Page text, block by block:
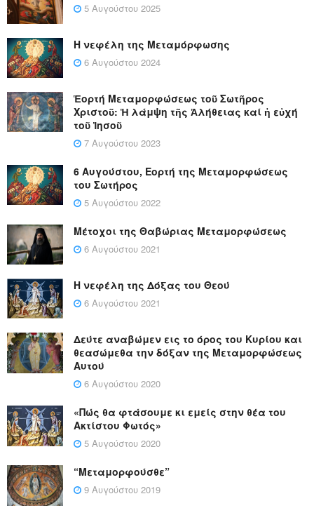
5 Αυγούστου 2025
Η νεφέλη της Μεταμόρφωσης
6 Αυγούστου 2024
Ἑορτή Μεταμορφώσεως τοῦ Σωτῆρος
Χριστοῦ: Ἡ λάμψη τῆς Ἀλήθειας καί ἡ εὐχή
τοῦ Ἰησοῦ
7 Αυγούστου 2023
6 Αυγούστου, Εορτή της Μεταμορφώσεως
του Σωτήρος
5 Αυγούστου 2022
Μέτοχοι της Θαβώριας Μεταμορφώσεως
6 Αυγούστου 2021
Η νεφέλη της Δόξας του Θεού
6 Αυγούστου 2021
Δεύτε αναβώμεν εις το όρος του Κυρίου και
θεασώμεθα την δόξαν της Μεταμορφώσεως
Αυτού
6 Αυγούστου 2020
«Πώς θα φτάσουμε κι εμείς στην θέα του
Ακτίστου Φωτός»
5 Αυγούστου 2020
“Μεταμορφούσθε”
9 Αυγούστου 2019